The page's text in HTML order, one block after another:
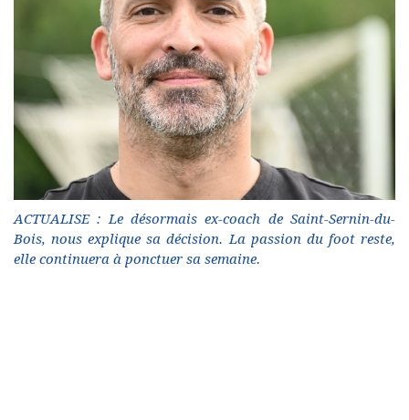
ACTUALISE : Le désormais ex-coach de Saint-Sernin-du-
Bois, nous explique sa décision. La passion du foot reste,
elle continuera à ponctuer sa semaine.